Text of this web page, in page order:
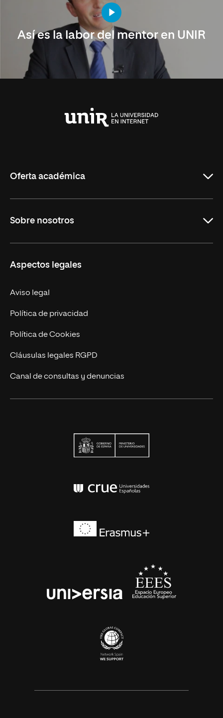
Así es la labor del mentor en UNIR
Oferta académica
Maestrías
Sobre nosotros
Trabaja en UNIR
Actualidad
Contacto
Aspectos legales
Aviso legal
Política de privacidad
Política de Cookies
Cláusulas legales RGPD
Canal de consultas y denuncias
Conferencia de
universia